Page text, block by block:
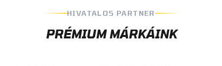
HIVATALOS PARTNER
PRÉMIUM MÁRKÁINK